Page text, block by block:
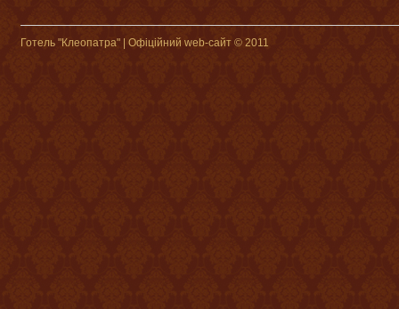
Готель "Клеопатра" | Офіційний web-сайт © 2011